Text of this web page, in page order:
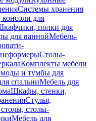
Системы хранения
для
полки для
для ваннойМебель-
Столы-
Комплекты мебели
и тумбы для
спальниМебель для
Шкафы, стенки,
Стулья,
столы-
Мебель для